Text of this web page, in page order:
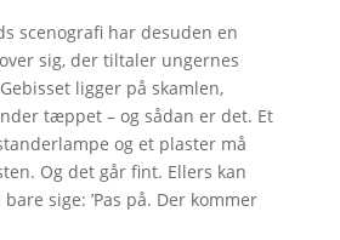
scenografi har desuden en
sig, der tiltaler ungernes
ligger på skamlen,
tæppet – og sådan er det. Et
og et plaster må
Og det går fint. Ellers kan
sige: ’Pas på. Der kommer